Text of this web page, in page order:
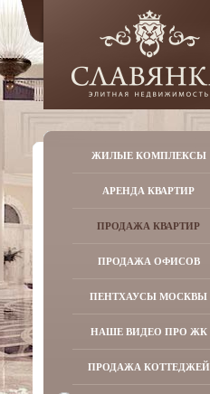
ЖИЛЫЕ КОМПЛЕКСЫ
АРЕНДА КВАРТИР
ПРОДАЖА КВАРТИР
ПРОДАЖА ОФИСОВ
ПЕНТХАУСЫ МОСКВЫ
НАШЕ ВИДЕО ПРО ЖК
ПРОДАЖА КОТТЕДЖЕЙ